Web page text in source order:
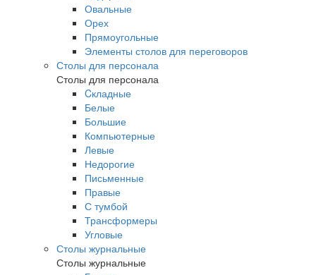
Овальные
Орех
Прямоугольные
Элементы столов для переговоров
Столы для персонала
Столы для персонала
Cкладные
Белые
Большие
Компьютерные
Левые
Недорогие
Письменные
Правые
С тумбой
Трансформеры
Угловые
Столы журнальные
Столы журнальные